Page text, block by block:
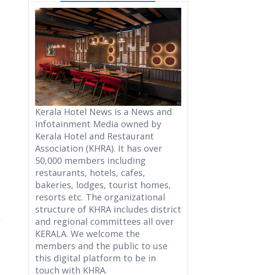
Kerala Hotel News is a News and
Infotainment Media owned by
Kerala Hotel and Restaurant
Association (KHRA). It has over
50,000 members including
restaurants, hotels, cafes,
bakeries, lodges, tourist homes,
resorts etc. The organizational
structure of KHRA includes district
and regional committees all over
KERALA. We welcome the
members and the public to use
this digital platform to be in
touch with KHRA.